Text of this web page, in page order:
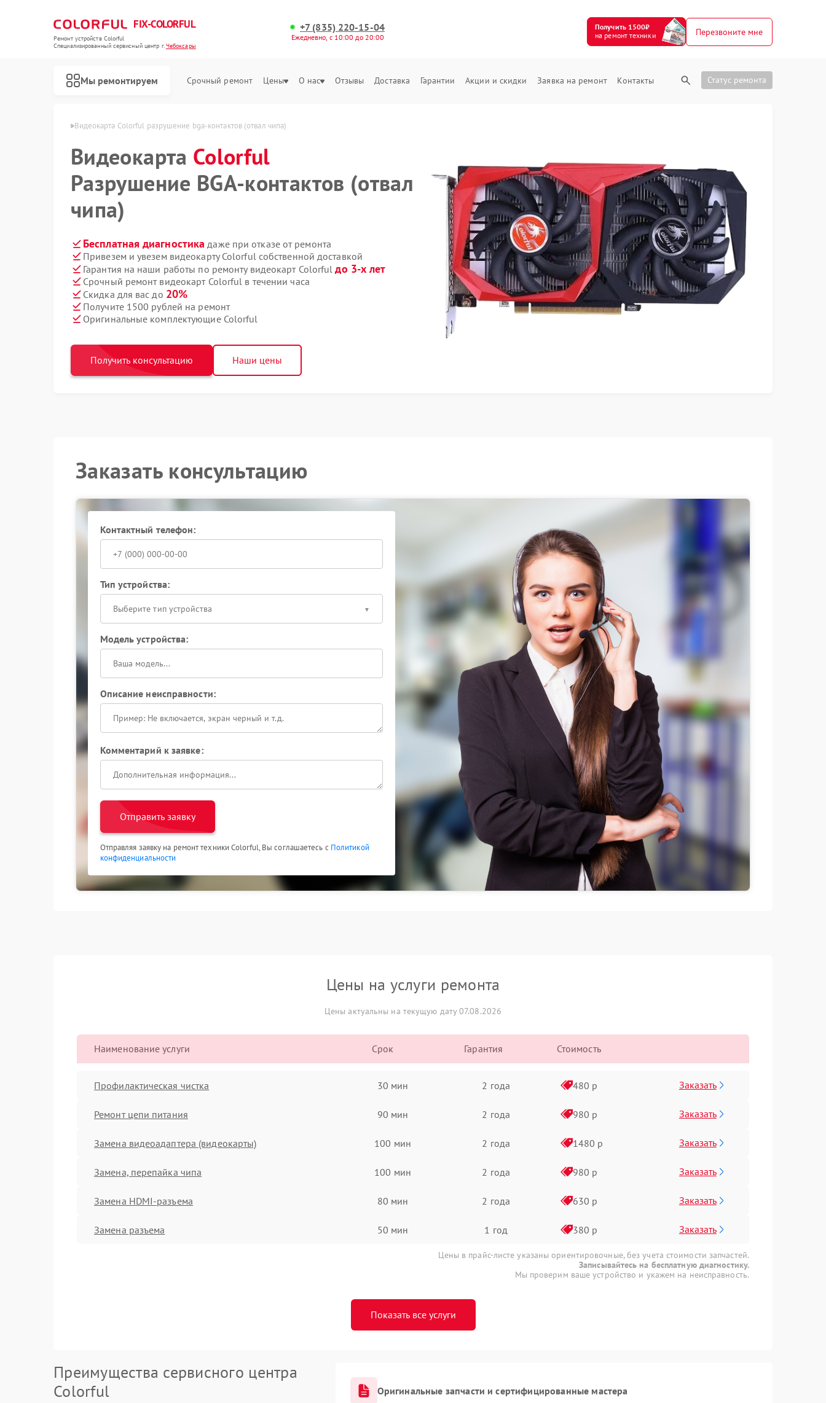
FIX-COLORFUL
Ремонт устройств Colorful
Специализированный cервисный центр г.Чебоксары
+7 (835) 220-15-04
Ежедневно, с 10:00 до 20:00
Получить 1500₽
на ремонт техники
Перезвоните мне
Мы ремонтируем Срочный ремонт Цены О нас Отзывы Доставка Гарантии Акции и скидки Заявка на ремонт Контакты Статус ремонта
Видеокарта Colorful разрушение bga‑контактов (отвал чипа)
Видеокарта Colorful
Разрушение BGA‑контактов (отвал
чипа)
Бесплатная диагностика даже при отказе от ремонта
Привезем и увезем видеокарту Colorful собственной доставкой
Гарантия на наши работы по ремонту видеокарт Colorfulдо 3-х лет
Срочный ремонт видеокарт Colorful в течении часа
Скидка для вас до 20%
Получите 1500 рублей на ремонт
Оригинальные комплектующие Colorful
Получить консультацию Наши цены
Заказать консультацию
Контактный телефон:
Тип устройства:
Выберите тип устройства
Модель устройства:
Описание неисправности:
Комментарий к заявке:
Отправить заявку
Отправляя заявку на ремонт техники Colorful, Вы соглашаетесь с Политикой
конфиденциальности
Цены на услуги ремонта
Цены актуальны на текущую дату 07.08.2026
Наименование услуги Срок Гарантия Стоимость
Профилактическая чистка 30 мин 2 года 480 р Заказать
Ремонт цепи питания 90 мин 2 года 980 р Заказать
Замена видеоадаптера (видеокарты) 100 мин 2 года 1480 р Заказать
Замена, перепайка чипа 100 мин 2 года 980 р Заказать
Замена HDMI-разъема 80 мин 2 года 630 р Заказать
Замена разъема 50 мин 1 год 380 р Заказать
Цены в прайс-листе указаны ориентировочные, без учета стоимости запчастей.
Записывайтесь на бесплатную диагностику.
Мы проверим ваше устройство и укажем на неисправность.
Показать все услуги
Преимущества сервисного центра
Colorful
Оригинальные запчасти и сертифицированные мастера